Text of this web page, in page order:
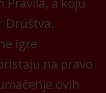
Društva.
igre
na pravo
ovih